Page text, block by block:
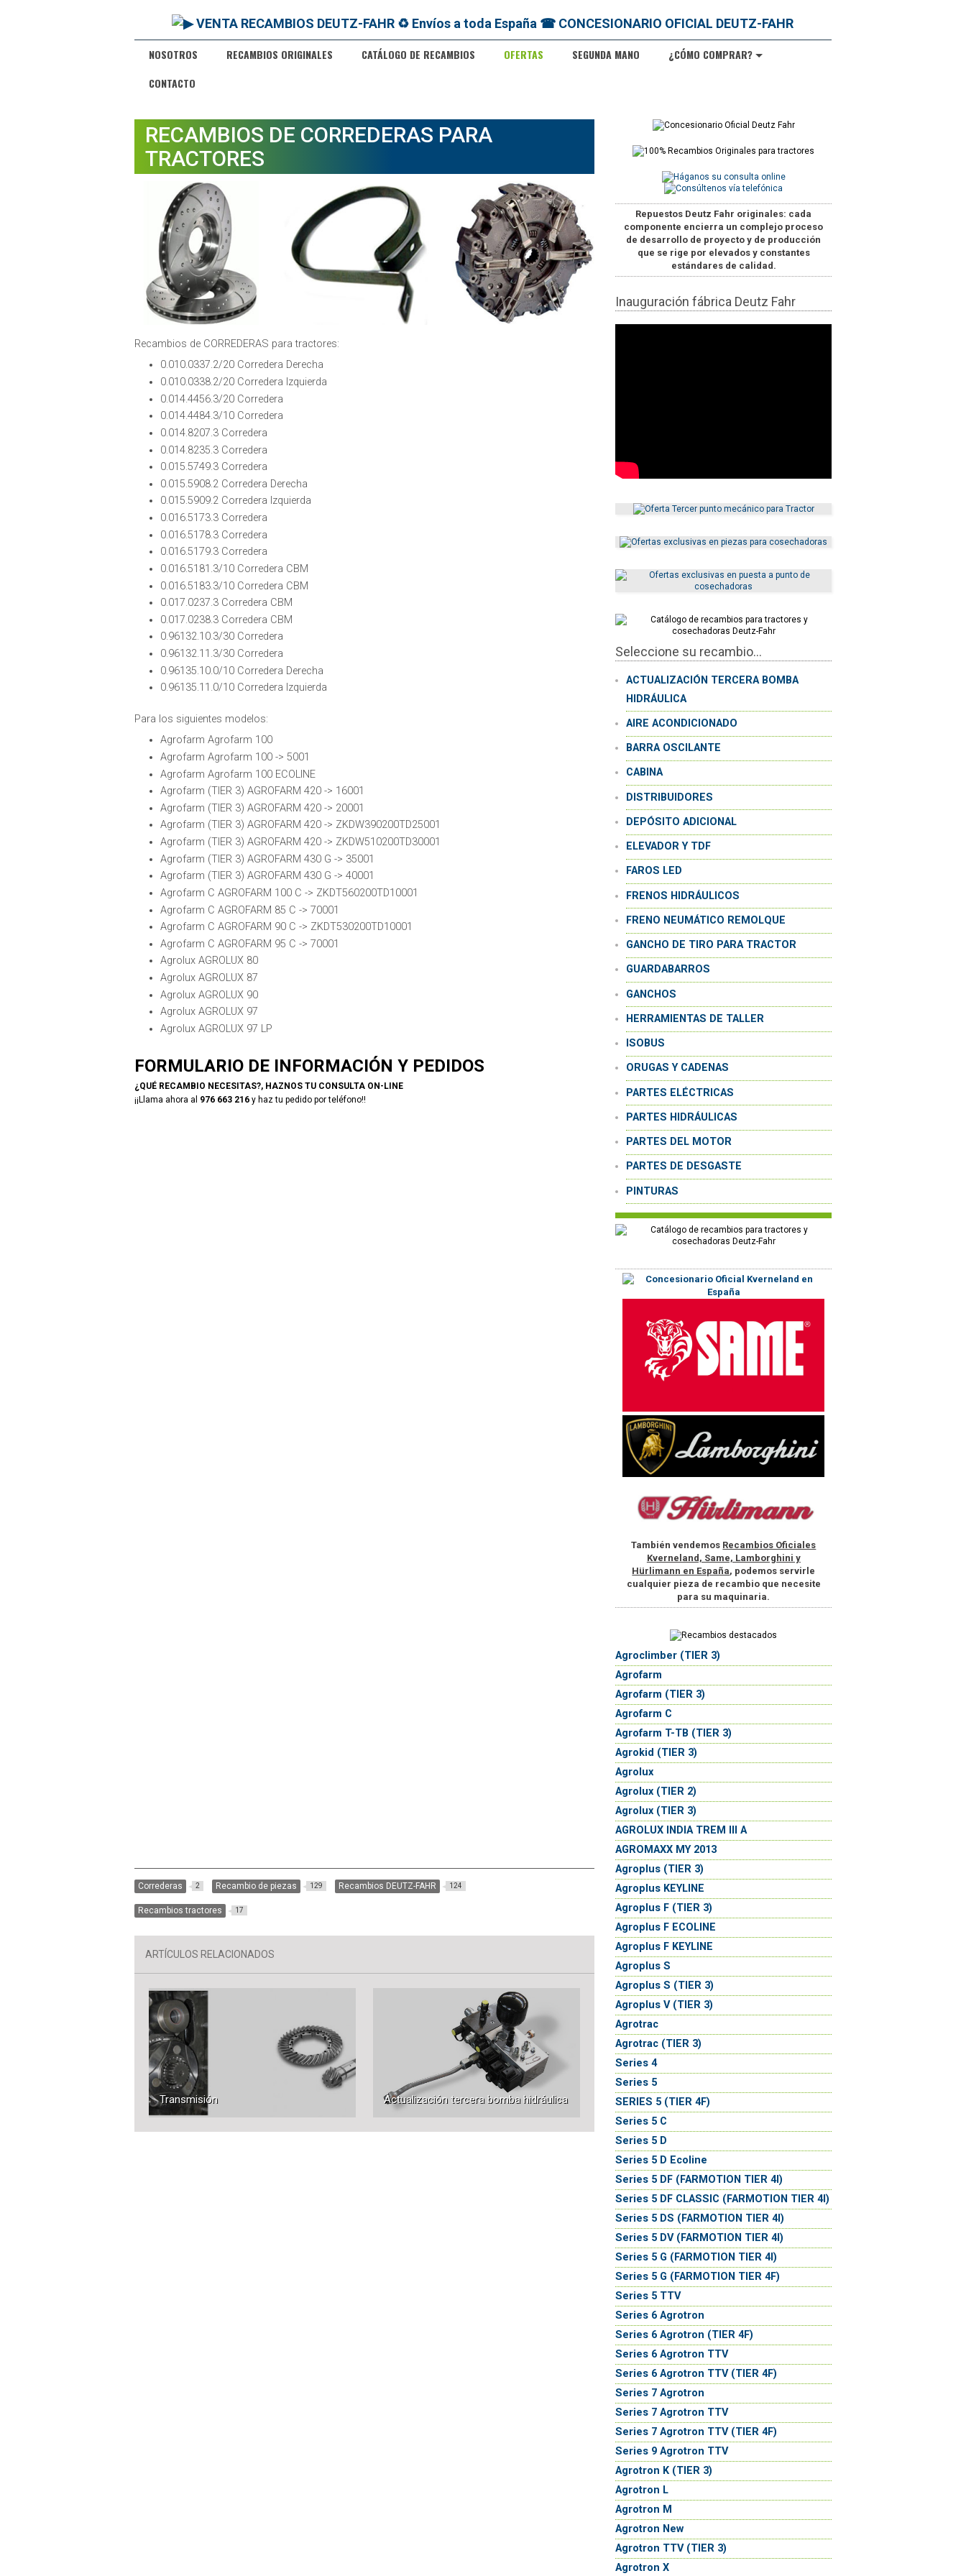
NOSOTROS RECAMBIOS ORIGINALES CATÁLOGO DE RECAMBIOS OFERTAS SEGUNDA MANO
¿CÓMO COMPRAR?
CONTACTO
RECAMBIOS DE CORREDERAS PARA
TRACTORES
Recambios de CORREDERAS para tractores:
0.010.0337.2/20 Corredera Derecha
0.010.0338.2/20 Corredera Izquierda
0.014.4456.3/20 Corredera
0.014.4484.3/10 Corredera
0.014.8207.3 Corredera
0.014.8235.3 Corredera
0.015.5749.3 Corredera
0.015.5908.2 Corredera Derecha
0.015.5909.2 Corredera Izquierda
0.016.5173.3 Corredera
0.016.5178.3 Corredera
0.016.5179.3 Corredera
0.016.5181.3/10 Corredera CBM
0.016.5183.3/10 Corredera CBM
0.017.0237.3 Corredera CBM
0.017.0238.3 Corredera CBM
0.96132.10.3/30 Corredera
0.96132.11.3/30 Corredera
0.96135.10.0/10 Corredera Derecha
0.96135.11.0/10 Corredera Izquierda
Para los siguientes modelos:
Agrofarm Agrofarm 100
Agrofarm Agrofarm 100 -> 5001
Agrofarm Agrofarm 100 ECOLINE
Agrofarm (TIER 3) AGROFARM 420 -> 16001
Agrofarm (TIER 3) AGROFARM 420 -> 20001
Agrofarm (TIER 3) AGROFARM 420 -> ZKDW390200TD25001
Agrofarm (TIER 3) AGROFARM 420 -> ZKDW510200TD30001
Agrofarm (TIER 3) AGROFARM 430 G -> 35001
Agrofarm (TIER 3) AGROFARM 430 G -> 40001
Agrofarm C AGROFARM 100 C -> ZKDT560200TD10001
Agrofarm C AGROFARM 85 C -> 70001
Agrofarm C AGROFARM 90 C -> ZKDT530200TD10001
Agrofarm C AGROFARM 95 C -> 70001
Agrolux AGROLUX 80
Agrolux AGROLUX 87
Agrolux AGROLUX 90
Agrolux AGROLUX 97
Agrolux AGROLUX 97 LP
FORMULARIO DE INFORMACIÓN Y PEDIDOS
¿QUÉ RECAMBIO NECESITAS?, HAZNOS TU CONSULTA ON-LINE
¡¡Llama ahora al 976 663 216y haz tu pedido por teléfono!!
Correderas 2 Recambio de piezas 129 Recambios DEUTZ-FAHR 124
Recambios tractores 17
ARTÍCULOS RELACIONADOS
Transmisión Actualización tercera bomba hidráulica
Repuestos Deutz Fahr originales: cada
componente encierra un complejo proceso
de desarrollo de proyecto y de producción
que se rige por elevados y constantes
estándares de calidad.
Inauguración fábrica Deutz Fahr
Seleccione su recambio...
ACTUALIZACIÓN TERCERA BOMBA
HIDRÁULICA
AIRE ACONDICIONADO
BARRA OSCILANTE
CABINA
DISTRIBUIDORES
DEPÓSITO ADICIONAL
ELEVADOR Y TDF
FAROS LED
FRENOS HIDRÁULICOS
FRENO NEUMÁTICO REMOLQUE
GANCHO DE TIRO PARA TRACTOR
GUARDABARROS
GANCHOS
HERRAMIENTAS DE TALLER
ISOBUS
ORUGAS Y CADENAS
PARTES ELÉCTRICAS
PARTES HIDRÁULICAS
PARTES DEL MOTOR
PARTES DE DESGASTE
PINTURAS
También vendemos Recambios Oficiales
Kverneland, Same, Lamborghini y
Hürlimann en España, podemos servirle
cualquier pieza de recambio que necesite
para su maquinaria.
Agroclimber (TIER 3)
Agrofarm
Agrofarm (TIER 3)
Agrofarm C
Agrofarm T-TB (TIER 3)
Agrokid (TIER 3)
Agrolux
Agrolux (TIER 2)
Agrolux (TIER 3)
AGROLUX INDIA TREM III A
AGROMAXX MY 2013
Agroplus (TIER 3)
Agroplus KEYLINE
Agroplus F (TIER 3)
Agroplus F ECOLINE
Agroplus F KEYLINE
Agroplus S
Agroplus S (TIER 3)
Agroplus V (TIER 3)
Agrotrac
Agrotrac (TIER 3)
Series 4
Series 5
SERIES 5 (TIER 4F)
Series 5 C
Series 5 D
Series 5 D Ecoline
Series 5 DF (FARMOTION TIER 4I)
Series 5 DF CLASSIC (FARMOTION TIER 4I)
Series 5 DS (FARMOTION TIER 4I)
Series 5 DV (FARMOTION TIER 4I)
Series 5 G (FARMOTION TIER 4I)
Series 5 G (FARMOTION TIER 4F)
Series 5 TTV
Series 6 Agrotron
Series 6 Agrotron (TIER 4F)
Series 6 Agrotron TTV
Series 6 Agrotron TTV (TIER 4F)
Series 7 Agrotron
Series 7 Agrotron TTV
Series 7 Agrotron TTV (TIER 4F)
Series 9 Agrotron TTV
Agrotron K (TIER 3)
Agrotron L
Agrotron M
Agrotron New
Agrotron TTV (TIER 3)
Agrotron X